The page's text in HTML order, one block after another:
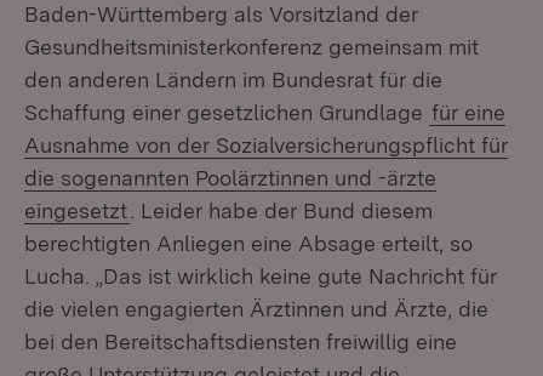
Baden-Württemberg als Vorsitzland der
Gesundheitsministerkonferenz gemeinsam mit
den anderen Ländern im Bundesrat für die
Schaffung einer gesetzlichen Grundlage für eine
Ausnahme von der Sozialversicherungspflicht für
die sogenannten Poolärztinnen und -ärzte
eingesetzt . Leider habe der Bund diesem
berechtigten Anliegen eine Absage erteilt, so
Lucha. „Das ist wirklich keine gute Nachricht für
die vielen engagierten Ärztinnen und Ärzte, die
bei den Bereitschaftsdiensten freiwillig eine